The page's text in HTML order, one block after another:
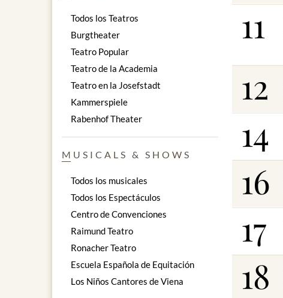
11
12
14
16
17
18
Todos los Teatros
Burgtheater
Teatro Popular
Teatro de la Academia
Teatro en la Josefstadt
Kammerspiele
Rabenhof Theater
MUSICALS & SHOWS
Todos los musicales
Todos los Espectáculos
Centro de Convenciones
Raimund Teatro
Ronacher Teatro
Escuela Española de Equitación
Los Niños Cantores de Viena